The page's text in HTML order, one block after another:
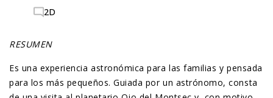
2D
RESUMEN
Es una experiencia astronómica para las familias y pensada
para los más pequeños. Guiada por un astrónomo, consta